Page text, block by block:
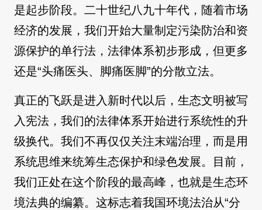
是起步阶段。二十世纪八九十年代，随着市场
经济的发展，我们开始大量制定污染防治和资
源保护的单行法，法律体系初步形成，但更多
还是“头痛医头、脚痛医脚”的分散立法。
真正的飞跃是进入新时代以后，生态文明被写
入宪法，我们的法律体系开始进行系统性的升
级换代。我们不再仅仅关注末端治理，而是用
系统思维来统筹生态保护和绿色发展。目前，
我们正处在这个阶段的最高峰，也就是生态环
境法典的编纂。这标志着我国环境法治从“分